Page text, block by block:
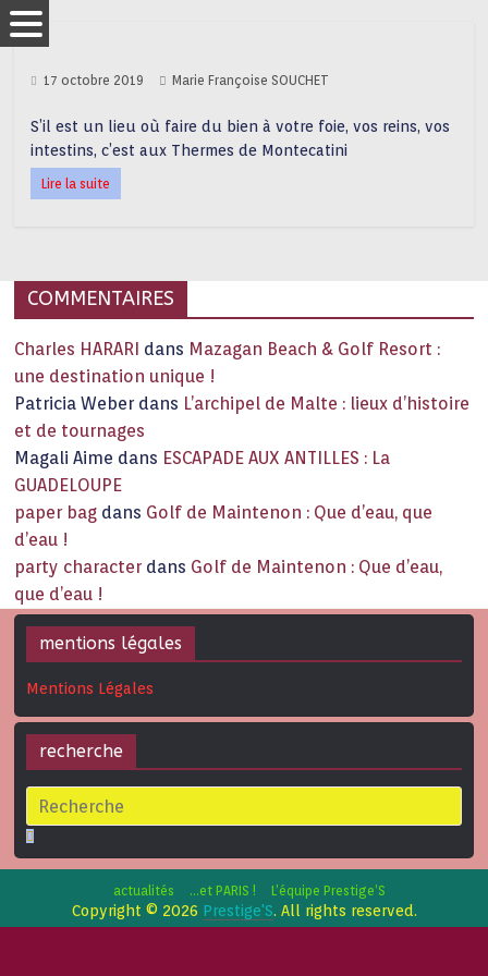
17 octobre 2019 Marie Françoise SOUCHET
S’il est un lieu où faire du bien à votre foie, vos reins, vos
intestins, c’est aux Thermes de Montecatini
Lire la suite
COMMENTAIRES
Charles HARARI dans Mazagan Beach & Golf Resort :
une destination unique !
Patricia Weber dans L’archipel de Malte : lieux d’histoire
et de tournages
Magali Aime dans ESCAPADE AUX ANTILLES : La
GUADELOUPE
paper bag dans Golf de Maintenon : Que d’eau, que
d’eau !
party character dans Golf de Maintenon : Que d’eau,
que d’eau !
mentions légales
Mentions Légales
recherche
actualités …et PARIS ! L’équipe Prestige’S
Copyright © 2026 Prestige'S. All rights reserved.